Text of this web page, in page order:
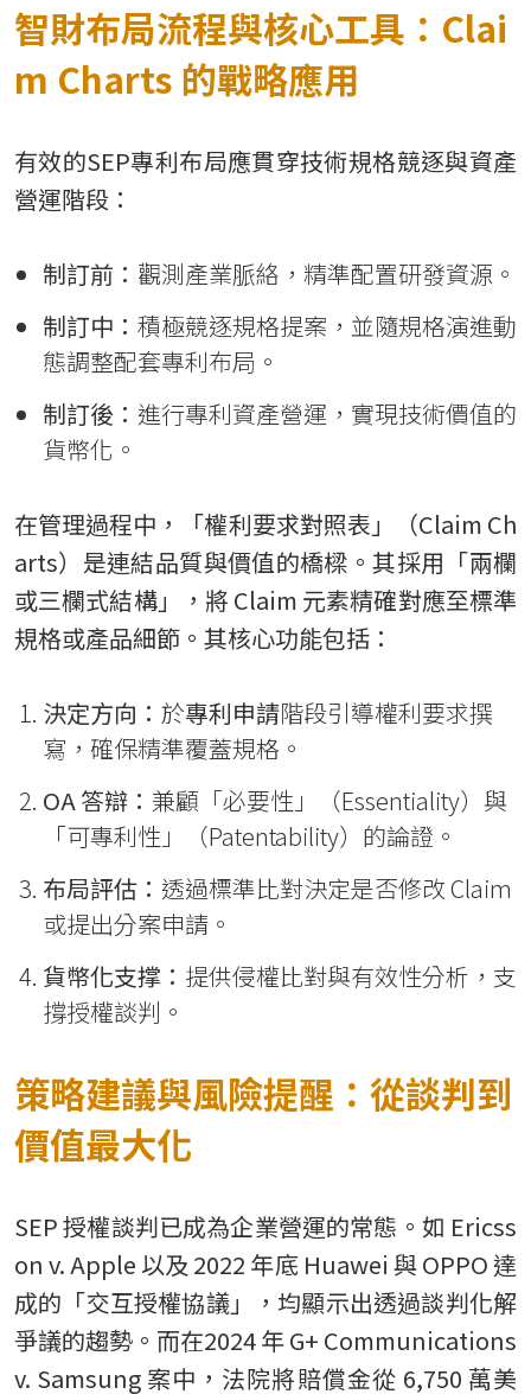
智財布局流程與核心工具：Clai
m Charts 的戰略應用
有效的SEP專利布局應貫穿技術規格競逐與資產
營運階段：
制訂前： 觀測產業脈絡，精準配置研發資源。
制訂中： 積極競逐規格提案，並隨規格演進動
態調整配套專利布局。
制訂後： 進行專利資產營運，實現技術價值的
貨幣化。
在管理過程中，「權利要求對照表」（Claim Ch
arts）是連結品質與價值的橋樑。其採用「兩欄
或三欄式結構」，將 Claim 元素精確對應至標準
規格或產品細節。其核心功能包括：
決定方向： 於專利申請階段引導權利要求撰
寫，確保精準覆蓋規格。
OA答辯： 兼顧「必要性」（Essentiality）與
「可專利性」（Patentability）的論證。
布局評估： 透過標準比對決定是否修改 Claim
或提出分案申請。
貨幣化支撑： 提供侵權比對與有效性分析，支
撐授權談判。
策略建議與風險提醒：從談判到
價值最大化
SEP 授權談判已成為企業營運的常態。如 Ericss
on v. Apple 以及 2022 年底 Huawei 與 OPPO 達
成的「交互授權協議」，均顯示出透過談判化解
爭議的趨勢。而在2024 年 G+ Communications
v. Samsung 案中，法院將賠償金從 6,750 萬美